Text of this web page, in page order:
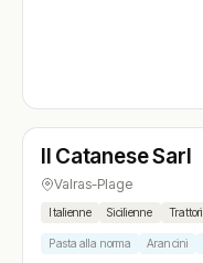
N° 4
Il Catanese Sarl
Valras-Plage
Italienne Sicilienne
Pasta alla norma Arancini